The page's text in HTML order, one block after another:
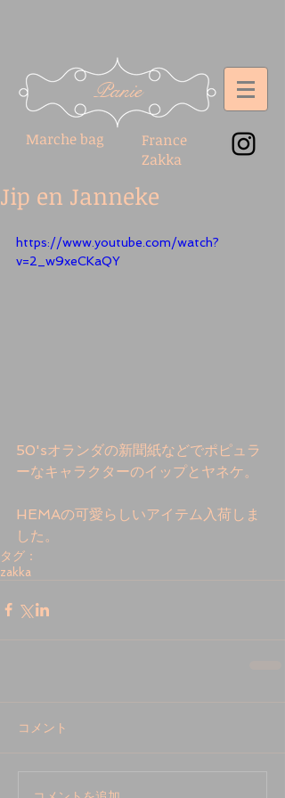
France
Zakka
Panie
Marche bag
Jip en Janneke
https://www.youtube.com/watch?
v=2_w9xeCKaQY
50'sオランダの新聞紙などでポピュラ
ーなキャラクターのイップとヤネケ。
HEMAの可愛らしいアイテム入荷しま
した。
タグ：
zakka
コメント